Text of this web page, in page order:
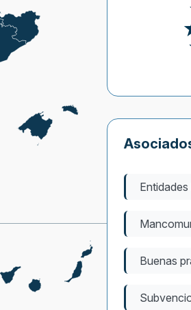
Buenas